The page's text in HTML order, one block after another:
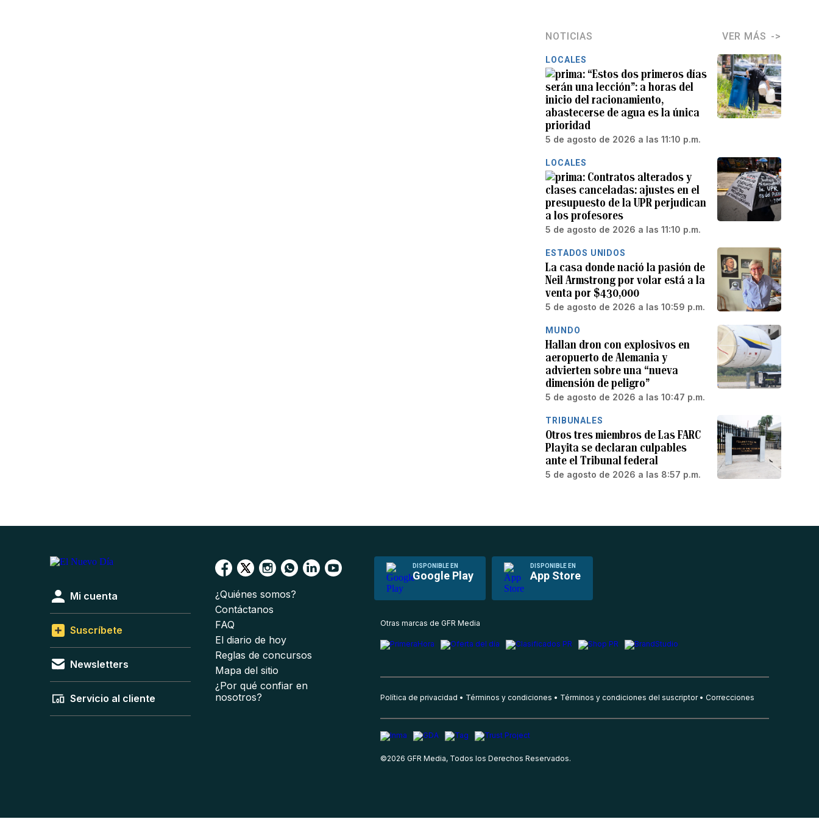
NOTICIAS VER MÁS
LOCALES
“Estos dos primeros días
serán una lección”: a horas del
inicio del racionamiento,
abastecerse de agua es la única
prioridad
5 de agosto de 2026 a las 11:10 p.m.
LOCALES
Contratos alterados y
clases canceladas: ajustes en el
presupuesto de la UPR perjudican
a los profesores
5 de agosto de 2026 a las 11:10 p.m.
ESTADOS UNIDOS
La casa donde nació la pasión de
Neil Armstrong por volar está a la
venta por $430,000
5 de agosto de 2026 a las 10:59 p.m.
MUNDO
Hallan dron con explosivos en
aeropuerto de Alemania y
advierten sobre una “nueva
dimensión de peligro”
5 de agosto de 2026 a las 10:47 p.m.
TRIBUNALES
Otros tres miembros de Las FARC
Playita se declaran culpables
ante el Tribunal federal
5 de agosto de 2026 a las 8:57 p.m.
DISPONIBLE EN
Google Play
DISPONIBLE EN
App Store
Mi cuenta
Suscríbete
Newsletters
Servicio al cliente
¿Quiénes somos?
Contáctanos
FAQ
El diario de hoy
Reglas de concursos
Mapa del sitio
¿Por qué confiar en
nosotros?
Otras marcas de GFR Media
Política de privacidad Términos y condiciones Términos y condiciones del suscriptor Correcciones
©2026 GFR Media, Todos los Derechos Reservados.